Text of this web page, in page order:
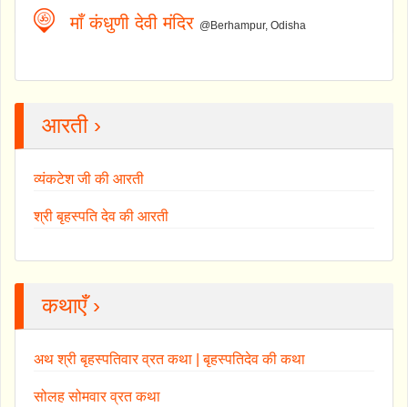
माँ कंधुणी देवी मंदिर @Berhampur, Odisha
आरती ›
व्यंकटेश जी की आरती
श्री बृहस्पति देव की आरती
कथाएँ ›
अथ श्री बृहस्पतिवार व्रत कथा | बृहस्पतिदेव की कथा
सोलह सोमवार व्रत कथा